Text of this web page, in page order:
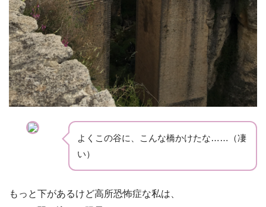
よくこの谷に、こんな橋かけたな……（凄
い）
もっと下があるけど高所恐怖症な私は、